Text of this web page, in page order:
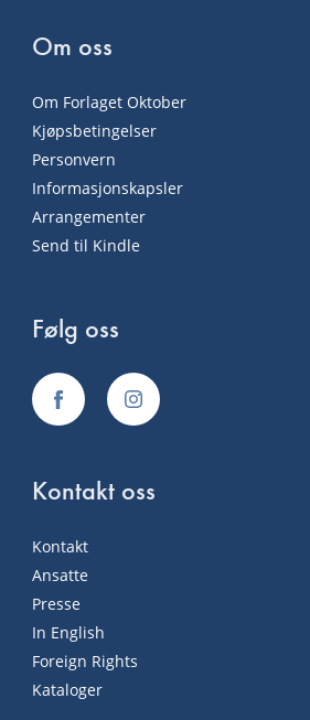
Om oss
Om Forlaget Oktober
Kjøpsbetingelser
Personvern
Informasjonskapsler
Arrangementer
Send til Kindle
Følg oss
Kontakt oss
Kontakt
Ansatte
Presse
In English
Foreign Rights
Kataloger